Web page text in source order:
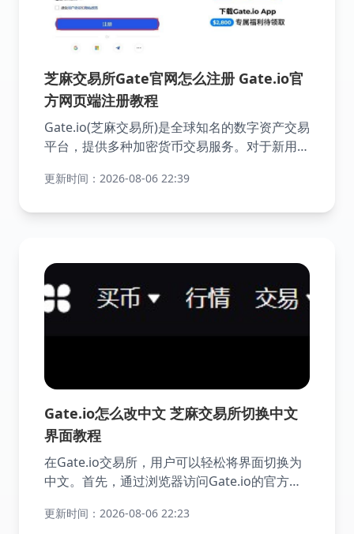
芝麻交易所Gate官网怎么注册 Gate.io官
方网页端注册教程
Gate.io(芝麻交易所)是全球知名的数字资产交易
平台，提供多种加密货币交易服务。对于新用户
流程操作简单，只需几个步骤即可完成。
更新时间：2026-08-06 22:39
Gate.io怎么改中文 芝麻交易所切换中文
界面教程
在Gate.io交易所，用户可以轻松将界面切换为
中文。首先，通过浏览器访问Gate.io的官方网
右上角找到地球仪图标并点击，在弹出的语言选
更新时间：2026-08-06 22:23